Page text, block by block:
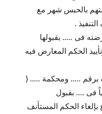
بالحبس شهر مع
.
فى ….. بقبولها
الحكم المعارض فيه
برقم ….. ومحكمة ….. (
فى …. بقبول
الحكم المستأنف